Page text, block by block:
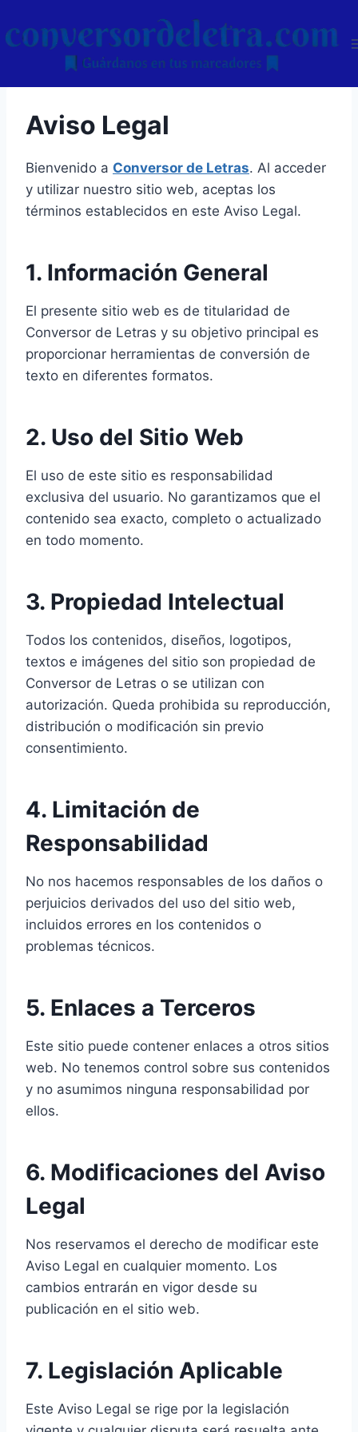
to
Aviso Legal
Bienvenido a Conversor de Letras. Al acceder
y utilizar nuestro sitio web, aceptas los
términos establecidos en este Aviso Legal.
1. Información General
El presente sitio web es de titularidad de
Conversor de Letras y su objetivo principal es
proporcionar herramientas de conversión de
texto en diferentes formatos.
2. Uso del Sitio Web
El uso de este sitio es responsabilidad
exclusiva del usuario. No garantizamos que el
contenido sea exacto, completo o actualizado
en todo momento.
3. Propiedad Intelectual
Todos los contenidos, diseños, logotipos,
textos e imágenes del sitio son propiedad de
Conversor de Letras o se utilizan con
autorización. Queda prohibida su reproducción,
distribución o modificación sin previo
consentimiento.
4. Limitación de
Responsabilidad
No nos hacemos responsables de los daños o
perjuicios derivados del uso del sitio web,
incluidos errores en los contenidos o
problemas técnicos.
5. Enlaces a Terceros
Este sitio puede contener enlaces a otros sitios
web. No tenemos control sobre sus contenidos
y no asumimos ninguna responsabilidad por
ellos.
6. Modificaciones del Aviso
Legal
Nos reservamos el derecho de modificar este
Aviso Legal en cualquier momento. Los
cambios entrarán en vigor desde su
publicación en el sitio web.
7. Legislación Aplicable
Este Aviso Legal se rige por la legislación